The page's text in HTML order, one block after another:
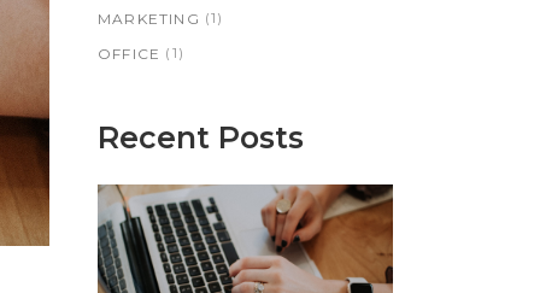
MARKETING (1)
OFFICE (1)
Recent Posts